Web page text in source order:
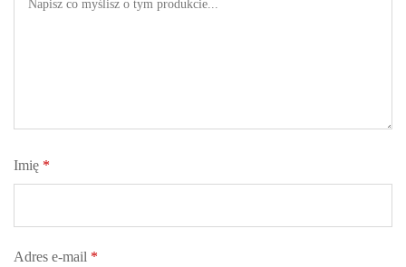
Imię *
Adres e-mail *